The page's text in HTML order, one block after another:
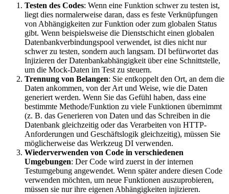
Testen des Codes: Wenn eine Funktion schwer zu testen ist,
liegt dies normalerweise daran, dass es feste Verknüpfungen
von Abhängigkeiten zur Funktion oder zum globalen Status
gibt. Wenn beispielsweise die Dienstschicht einen globalen
Datenbankverbindungspool verwendet, ist dies nicht nur
schwer zu testen, sondern auch langsam. DI befürwortet das
Injizieren der Datenbankabhängigkeit über eine Schnittstelle,
um die Mock-Daten im Test zu steuern.
Trennung von Belangen: Sie entkoppelt den Ort, an dem die
Daten ankommen, von der Art und Weise, wie die Daten
generiert werden. Wenn Sie das Gefühl haben, dass eine
bestimmte Methode/Funktion zu viele Funktionen übernimmt
(z. B. das Generieren von Daten und das Schreiben in die
Datenbank gleichzeitig oder das Verarbeiten von HTTP-
Anforderungen und Geschäftslogik gleichzeitig), müssen Sie
möglicherweise das Werkzeug DI verwenden.
Wiederverwenden von Code in verschiedenen
Umgebungen: Der Code wird zuerst in der internen
Testumgebung angewendet. Wenn später andere diesen Code
verwenden möchten, um neue Funktionen auszuprobieren,
müssen sie nur ihre eigenen Abhängigkeiten injizieren.